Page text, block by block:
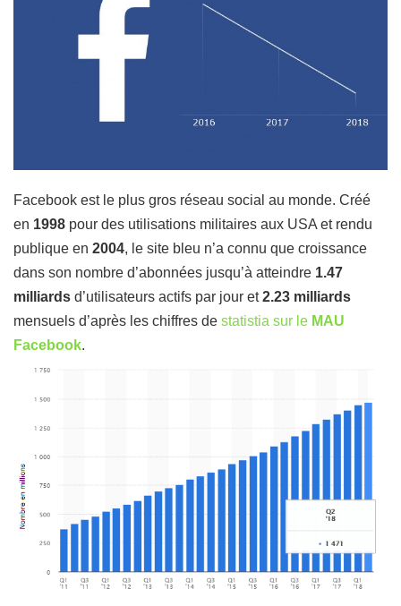
Facebook est le plus gros réseau social au monde. Créé
en 1998 pour des utilisations militaires aux USA et rendu
publique en 2004, le site bleu n’a connu que croissance
dans son nombre d’abonnées jusqu’à atteindre 1.47
milliards d’utilisateurs actifs par jour et2.23 milliards
mensuels d’après les chiffres de statistia sur le MAU
Facebook.